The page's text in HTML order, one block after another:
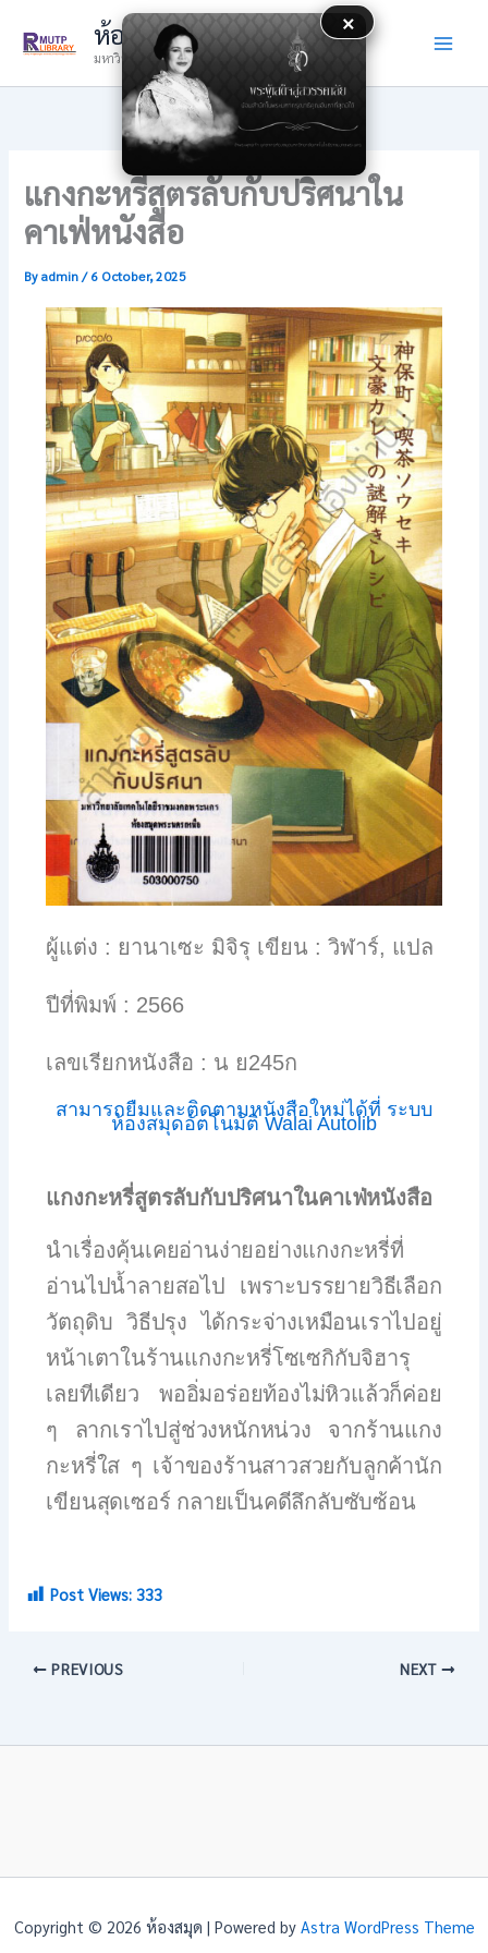
×
ห้องสมุด
มหาวิทยาลัยเทคโนโลยีราชมงคลพระนคร
แกงกะหรี่สูตรลับกับปริศนาใน
คาเฟ่หนังสือ
Byadmin/6 October, 2025
ผู้แต่ง : ยานาเซะ มิจิรุ เขียน : วิฬาร์, แปล
ปีที่พิมพ์ : 2566
เลขเรียกหนังสือ : น ย245ก
สามารถยืมและติดตามหนังสือใหม่ได้ที่ ระบบ
ห้องสมุดอัตโนมัติ Walai Autolib
แกงกะหรี่สูตรลับกับปริศนาในคาเฟ่หนังสือ
นำเรื่องคุ้นเคยอ่านง่ายอย่างแกงกะหรี่ที่
อ่านไปน้ำลายสอไป เพราะบรรยายวิธีเลือก
วัตถุดิบ วิธีปรุง ได้กระจ่างเหมือนเราไปอยู่
หน้าเตาในร้านแกงกะหรี่โซเซกิกับจิฮารุ
เลยทีเดียว พออิ่มอร่อยท้องไม่หิวแล้วก็ค่อย
ๆ ลากเราไปสู่ช่วงหนักหน่วง จากร้านแกง
กะหรี่ใส ๆ เจ้าของร้านสาวสวยกับลูกค้านัก
เขียนสุดเซอร์ กลายเป็นคดีลึกลับซับซ้อน
Post Views: 333
PREVIOUS NEXT
Copyright © 2026 ห้องสมุด | Powered by Astra WordPress Theme